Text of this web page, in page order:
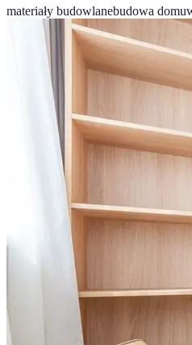
materiały budowlanebudowa domu